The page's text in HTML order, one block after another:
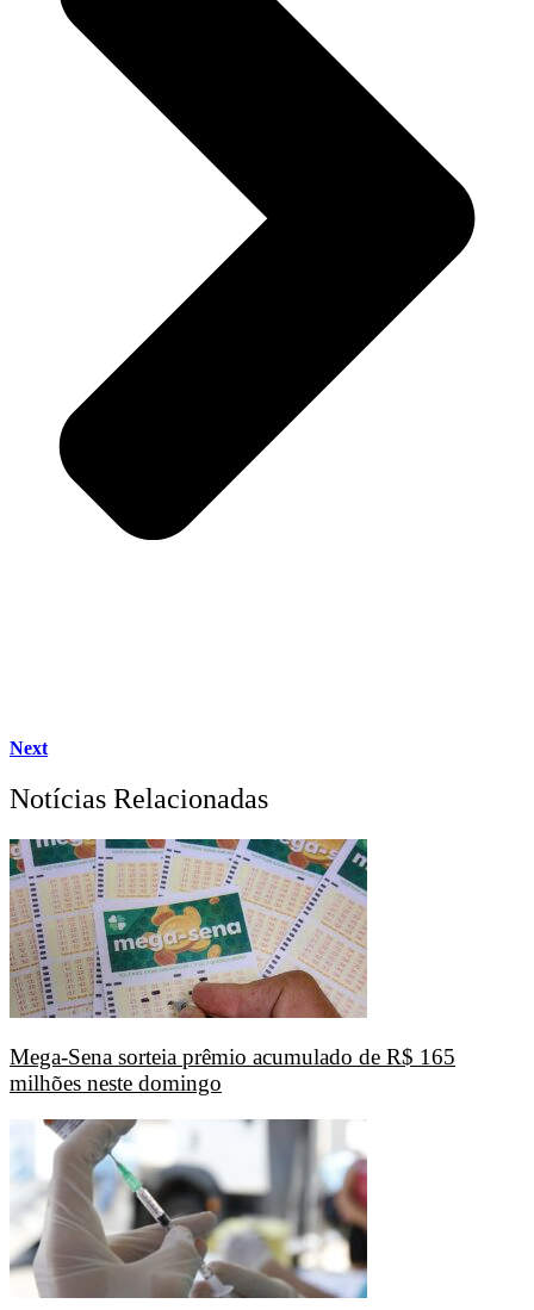
Next
Notícias Relacionadas
Mega-Sena sorteia prêmio acumulado de R$ 165
milhões neste domingo